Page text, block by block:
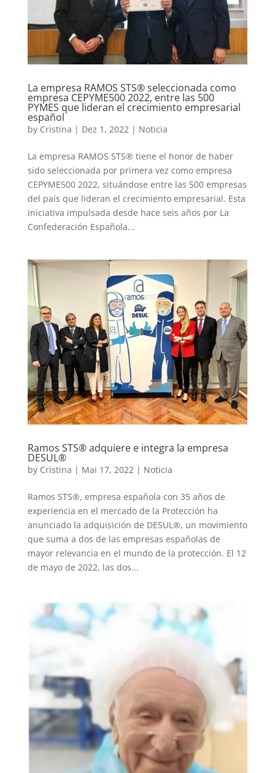
La empresa RAMOS STS® seleccionada como
empresa CEPYME500 2022, entre las 500
PYMES que lideran el crecimiento empresarial
español
by Cristina | Dez 1, 2022| Noticia
La empresa RAMOS STS® tiene el honor de haber
sido seleccionada por primera vez como empresa
CEPYME500 2022, situándose entre las 500 empresas
del país que lideran el crecimiento empresarial. Esta
iniciativa impulsada desde hace seis años por La
Confederación Española...
Ramos STS® adquiere e integra la empresa
DESUL®
by Cristina | Mai 17, 2022| Noticia
Ramos STS®, empresa española con 35 años de
experiencia en el mercado de la Protección ha
anunciado la adquisición de DESUL®, un movimiento
que suma a dos de las empresas españolas de
mayor relevancia en el mundo de la protección. El 12
de mayo de 2022, las dos...